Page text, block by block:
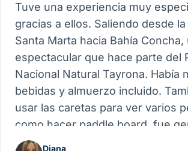
Tuve una experiencia muy
gracias a ellos. Saliendo desde la
Santa Marta hacia Bahía Concha,
espectacular que hace parte del
Nacional Natural Tayrona. Había
bebidas y almuerzo incluido.
usar las caretas para ver varios
como hacer paddle board, fue
Recomiendo este proveedor y su
Diana